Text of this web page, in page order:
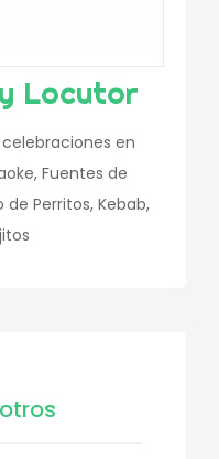
Locutor
en
Fuentes de
Perritos, Kebab,